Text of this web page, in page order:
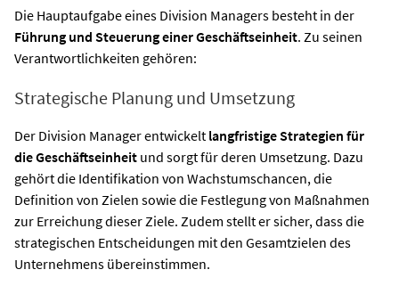
Die Hauptaufgabe eines Division Managers besteht in der
Führung und Steuerung einer Geschäftseinheit. Zu seinen
Verantwortlichkeiten gehören:
Strategische Planung und Umsetzung
Der Division Manager entwickelt langfristige Strategien für
die Geschäftseinheit und sorgt für deren Umsetzung. Dazu
gehört die Identifikation von Wachstumschancen, die
Definition von Zielen sowie die Festlegung von Maßnahmen
zur Erreichung dieser Ziele. Zudem stellt er sicher, dass die
strategischen Entscheidungen mit den Gesamtzielen des
Unternehmens übereinstimmen.